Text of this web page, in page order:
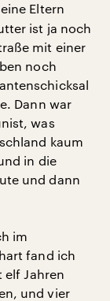
Eltern
ist ja noch
mit einer
noch
Dann war
was
kaum
in die
und dann
im
fand ich
elf Jahren
und vier